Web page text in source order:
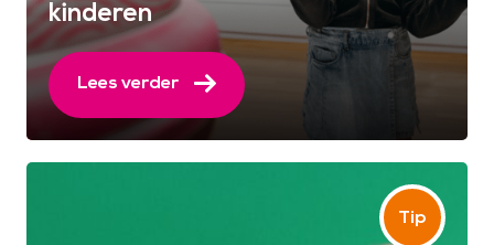
kinderen
Lees verder